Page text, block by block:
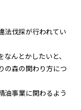
法伐採が行われてい
んとかしたいと、
の森の関わり方につ
油事業に関わるよう